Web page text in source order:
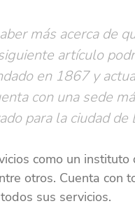
más acerca de
artículo
en 1867 y
con una sede
para la ciudad
como un
otros. Cuenta con
sus servicios.